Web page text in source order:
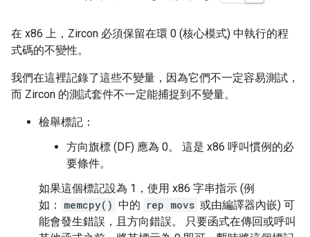
在 x86 上，Zircon 必須保留在環 0 (核心模式) 中執行的程
式碼的不變性。
我們在這裡記錄了這些不變量，因為它們不一定容易測試，
而 Zircon 的測試套件不一定能捕捉到不變量。
檢舉標記：
方向旗標 (DF) 應為 0。 這是 x86 呼叫慣例的必
要條件。
如果這個標記設為 1，使用 x86 字串指示 (例
如：
memcpy() 中的 rep movs 或由編譯器內嵌) 可
能會發生錯誤，且方向錯誤。 只要函式在傳回或呼叫